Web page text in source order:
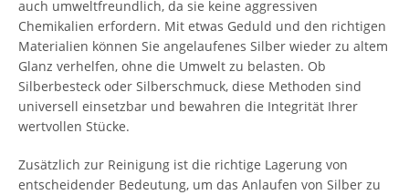
auch umweltfreundlich, da sie keine aggressiven
Chemikalien erfordern. Mit etwas Geduld und den richtigen
Materialien können Sie angelaufenes Silber wieder zu altem
Glanz verhelfen, ohne die Umwelt zu belasten. Ob
Silberbesteck oder Silberschmuck, diese Methoden sind
universell einsetzbar und bewahren die Integrität Ihrer
wertvollen Stücke.
Zusätzlich zur Reinigung ist die richtige Lagerung von
entscheidender Bedeutung, um das Anlaufen von Silber zu